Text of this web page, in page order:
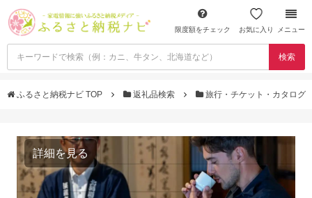
限度額をチェック お気に入り メニュー
検索
ふるさと納税ナビ TOP 返礼品検索 旅行・チケット・カタログ
詳細を見る